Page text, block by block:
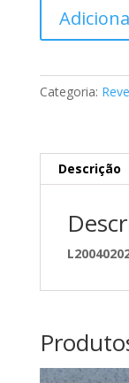
Palas
interior
Categoria:
Descrição